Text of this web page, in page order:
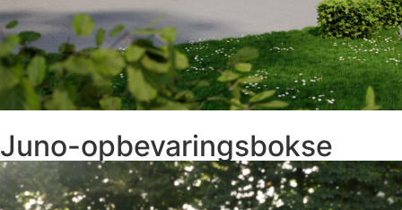
Juno-opbevaringsbokse